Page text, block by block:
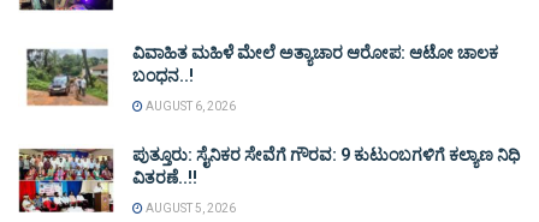
ವಿವಾಹಿತ ಮಹಿಳೆ ಮೇಲೆ ಅತ್ಯಾಚಾರ ಆರೋಪ: ಆಟೋ ಚಾಲಕ
ಬಂಧನ..!
AUGUST 6, 2026
ಪುತ್ತೂರು: ಸೈನಿಕರ ಸೇವೆಗೆ ಗೌರವ: 9 ಕುಟುಂಬಗಳಿಗೆ ಕಲ್ಯಾಣ ನಿಧಿ
ವಿತರಣೆ..!!
AUGUST 5, 2026